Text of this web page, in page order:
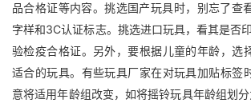
品合格证等内容。挑选国产玩具时，别忘了查
字样和3C认证标志。挑选进口玩具，看其是否
验检疫合格证。另外，要根据儿童的年龄，选
适合的玩具。有些玩具厂家在对玩具加贴标签
意将适用年龄组改变，如将摇铃玩具年龄组划